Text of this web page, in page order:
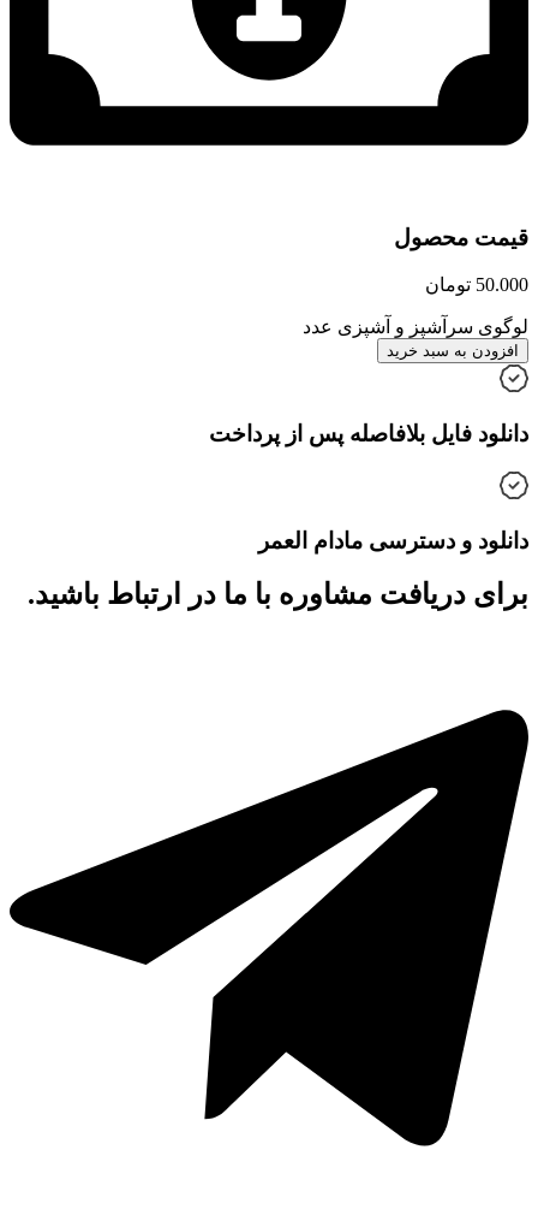
قیمت محصول
50.000 تومان
لوگوی سرآشپز و آشپزی عدد
افزودن به سبد خرید
دانلود فایل بلافاصله پس از پرداخت
دانلود و دسترسی مادام العمر
برای دریافت مشاوره با ما در ارتباط باشید.